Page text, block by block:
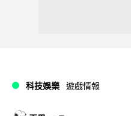
科技娛樂 遊戲情報